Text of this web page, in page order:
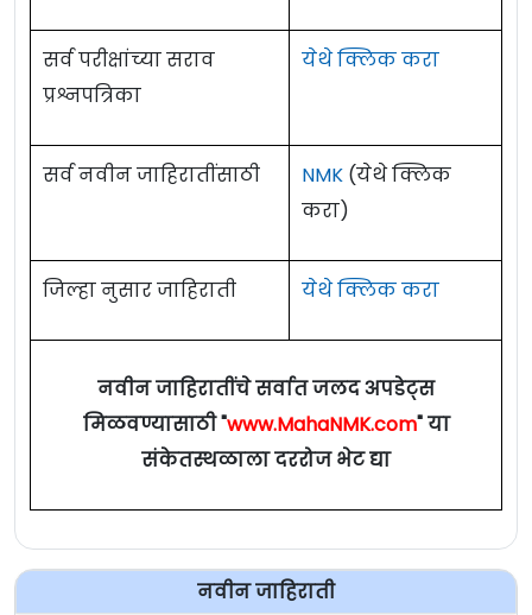
सर्व परीक्षांच्या सराव
प्रश्नपत्रिका
येथे क्लिक करा
सर्व नवीन जाहिरातींसाठी NMK (येथे क्लिक
करा)
जिल्हा नुसार जाहिराती येथे क्लिक करा
नवीन जाहिरातींचे सर्वात जलद अपडेट्स
मिळवण्यासाठी "www.MahaNMK.com" या
संकेतस्थळाला दररोज भेट द्या
नवीन जाहिराती